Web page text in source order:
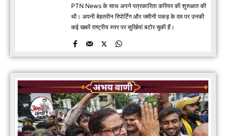
PTN News के साथ अपने पत्रकारिता करियर की शुरुआत की
थी। अपनी बेहतरीन रिपोर्टिंग और जमीनी पकड़ के दम पर उनकी
कई खबरें राष्ट्रीय स्तर पर सुर्खियां बटोर चुकी हैं।